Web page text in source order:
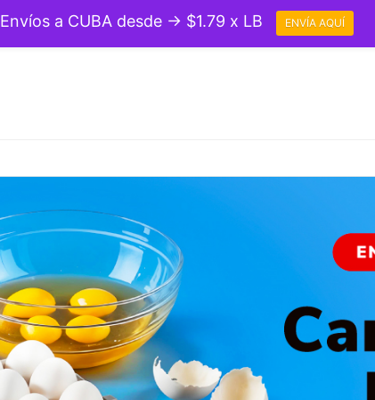
Envíos a CUBA desde → $1.79 x LB ENVÍA AQUÍ